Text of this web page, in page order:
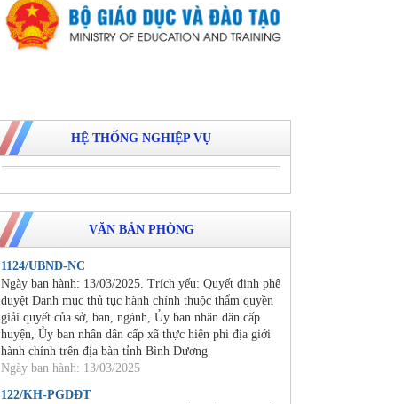
HỆ THỐNG NGHIỆP VỤ
VĂN BẢN PHÒNG
1124/UBND-NC
Ngày ban hành: 13/03/2025. Trích yếu: Quyết đinh phê
duyệt Danh mục thủ tục hành chính thuộc thẩm quyền
giải quyết của sở, ban, ngành, Ủy ban nhân dân cấp
huyện, Ủy ban nhân dân cấp xã thực hiện phi địa giới
hành chính trên địa bàn tỉnh Bình Dương
Ngày ban hành: 13/03/2025
122/KH-PGDĐT